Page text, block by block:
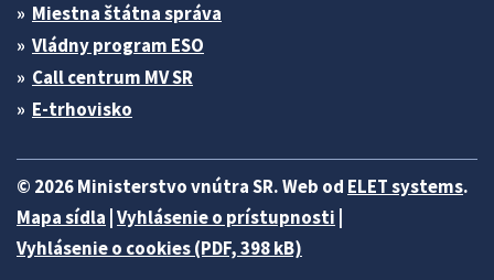
Miestna štátna správa
Vládny program ESO
Call centrum MV SR
E-trhovisko
© 2026 Ministerstvo vnútra SR. Web od ELET systems.
Mapa sídla Vyhlásenie o prístupnosti
Vyhlásenie o cookies (PDF, 398 kB)